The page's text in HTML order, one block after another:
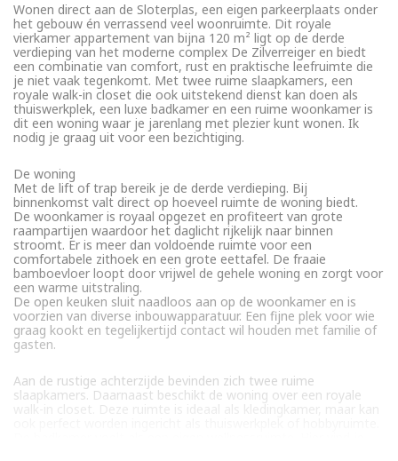
Wonen direct aan de Sloterplas, een eigen parkeerplaats onder
het gebouw én verrassend veel woonruimte. Dit royale
vierkamer appartement van bijna 120 m² ligt op de derde
verdieping van het moderne complex De Zilverreiger en biedt
een combinatie van comfort, rust en praktische leefruimte die
je niet vaak tegenkomt. Met twee ruime slaapkamers, een
royale walk-in closet die ook uitstekend dienst kan doen als
thuiswerkplek, een luxe badkamer en een ruime woonkamer is
dit een woning waar je jarenlang met plezier kunt wonen. Ik
nodig je graag uit voor een bezichtiging.
De woning
Met de lift of trap bereik je de derde verdieping. Bij
binnenkomst valt direct op hoeveel ruimte de woning biedt.
De woonkamer is royaal opgezet en profiteert van grote
raampartijen waardoor het daglicht rijkelijk naar binnen
stroomt. Er is meer dan voldoende ruimte voor een
comfortabele zithoek en een grote eettafel. De fraaie
bamboevloer loopt door vrijwel de gehele woning en zorgt voor
een warme uitstraling.
De open keuken sluit naadloos aan op de woonkamer en is
voorzien van diverse inbouwapparatuur. Een fijne plek voor wie
graag kookt en tegelijkertijd contact wil houden met familie of
gasten.
Aan de rustige achterzijde bevinden zich twee ruime
slaapkamers. Daarnaast beschikt de woning over een royale
walk-in closet. Deze ruimte is ideaal als kledingkamer, maar kan